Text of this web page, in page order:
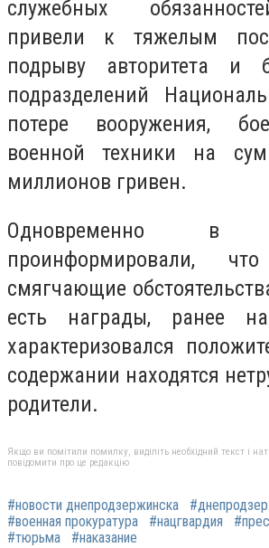
служебных
привели к тяжелым
подрыву авторитета и
подразделений
потере вооружения,
военной техники на
миллионов гривен.
Одновременно в
проинформировали,
смягчающие
есть награды, ранее
характеризовался
содержании находятся
родители.
Якщо ви помітили помилку, виділіть необхідний текст і
повідомити про це редакцію
#новости днепродзержинска
#военная прокуратура
#нацгвардия
#тюрьма
#наказание